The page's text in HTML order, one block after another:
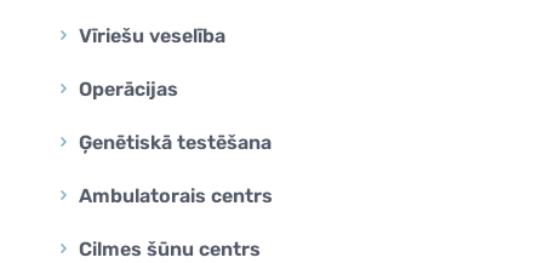
Vīriešu veselība
Operācijas
Ģenētiskā testēšana
Ambulatorais centrs
Cilmes šūnu centrs